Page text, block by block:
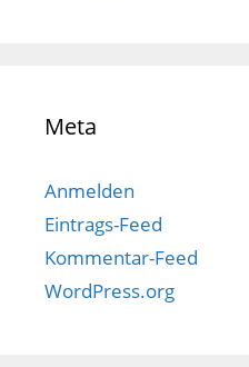
Meta
Anmelden
Eintrags-Feed
Kommentar-Feed
WordPress.org